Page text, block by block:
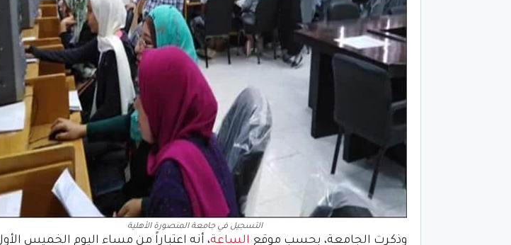
التسجيل في جامعة المنصورة الأهلية
وذكرت الجامعة، بحسب موقع الساعة، أنه اعتباراً من مساء اليوم الخميس